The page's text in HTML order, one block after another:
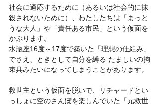
社会に適応するために（あるいは社会的に抹
殺されないために）、わたしたちは「まっと
うな大人」や「責任ある市民」という仮面を
かぶります。
水瓶座16度～17度で築いた「理想の仕組み」
でさえ、ときとして自分を縛る たましいの拘
束具みたいになってしまうことがあります。
救世主という仮面を脱いで、リチャードとい
っしょに空のさんぽを楽しんでいた「元救世